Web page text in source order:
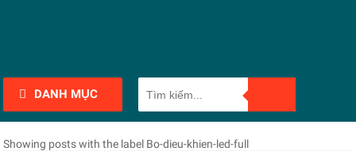
DANH MỤC
Showing posts with the label Bo-dieu-khien-led-full